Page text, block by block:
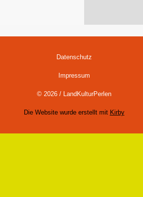
Datenschutz
Impressum
© 2026 / LandKulturPerlen
Die Website wurde erstellt mit Kirby